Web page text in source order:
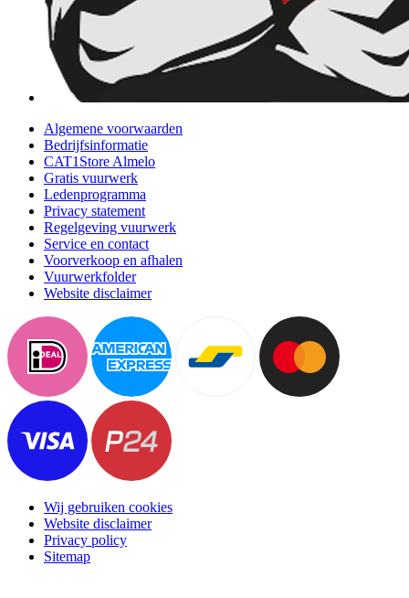
Algemene voorwaarden
Bedrijfsinformatie
CAT1Store Almelo
Gratis vuurwerk
Ledenprogramma
Privacy statement
Regelgeving vuurwerk
Service en contact
Voorverkoop en afhalen
Vuurwerkfolder
Website disclaimer
Wij gebruiken cookies
Website disclaimer
Privacy policy
Sitemap